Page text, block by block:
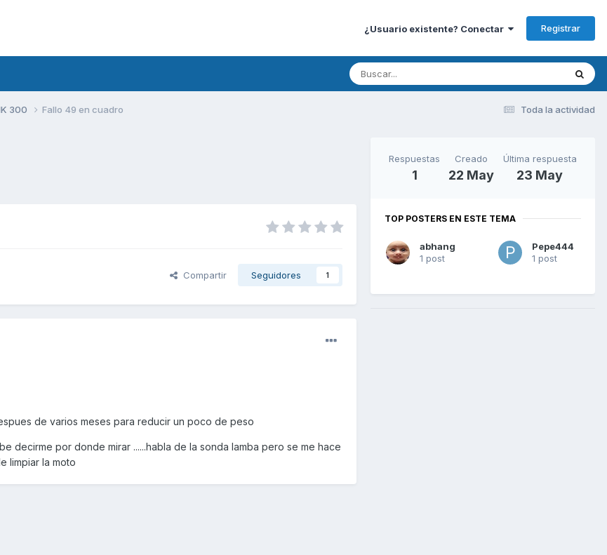
¿Usuario existente? Conectar Registrar
Toda la actividad
300 Fallo 49 en cuadro
Compartir Seguidores 1
de varios meses para reducir un poco de peso
decirme por donde mirar ......habla de la sonda lamba pero se me hace
limpiar la moto
Respuestas
1
Creado
22 May
Última respuesta
23 May
TOP POSTERS EN ESTE TEMA
abhang
1 post
Pepe444
1 post